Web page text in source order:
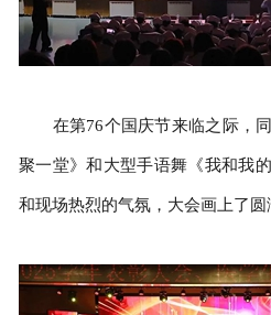
在第76个国庆节来临之际，
聚一堂》和大型手语舞《我和我
和现场热烈的气氛，大会画上了圆